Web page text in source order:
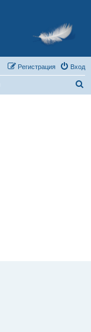
Вход
Регистрация